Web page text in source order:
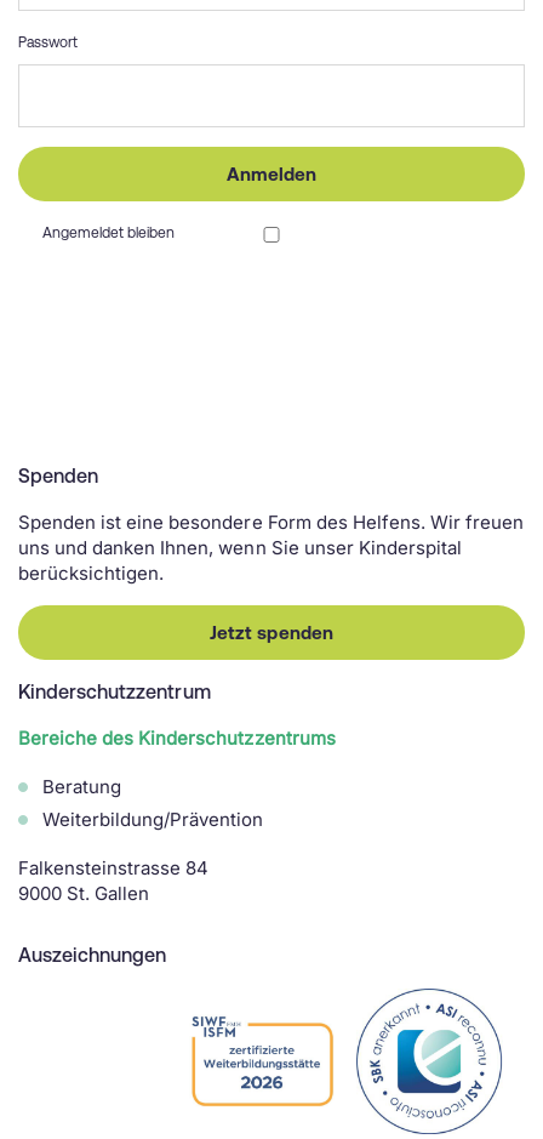
Passwort
Anmelden
Angemeldet bleiben
Spenden
Spenden ist eine besondere Form des Helfens. Wir freuen
uns und danken Ihnen, wenn Sie unser Kinderspital
berücksichtigen.
Jetzt spenden
Kinderschutzzentrum
Bereiche des Kinderschutzzentrums
Beratung
Weiterbildung/Prävention
Falkensteinstrasse 84
9000 St. Gallen
Auszeichnungen